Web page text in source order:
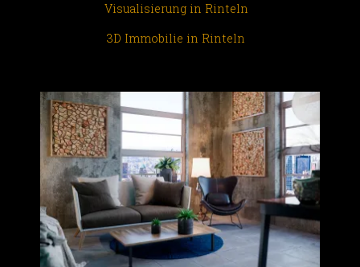
Visualisierung in Rinteln
3D Immobilie in Rinteln